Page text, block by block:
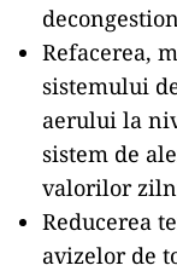
Refacerea,
sistemului
aerului la
sistem de
valorilor
Reducerea
avizelor de